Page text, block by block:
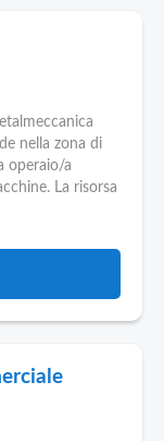
nella zona di
operaio/a
La risorsa